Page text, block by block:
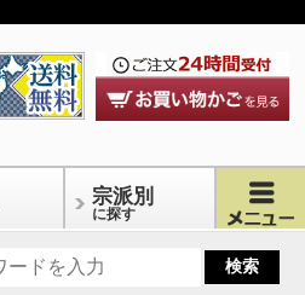
宗派別
に探す